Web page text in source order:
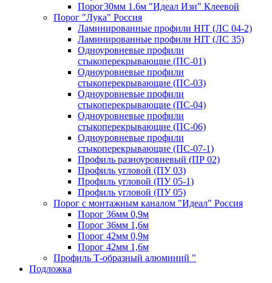
Порог30мм 1.6м "Идеал Изи" Клеевой
Порог "Лука" Россия
Ламинированные профили HIT (ЛС 04-2)
Ламинированные профили HIT (ЛС 35)
Одноуровневые профили
стыкоперекрывающие (ПС-01)
Одноуровневые профили
стыкоперекрывающие (ПС-03)
Одноуровневые профили
стыкоперекрывающие (ПС-04)
Одноуровневые профили
стыкоперекрывающие (ПС-06)
Одноуровневые профили
стыкоперекрывающие (ПС-07-1)
Профиль разноуровневый (ПР 02)
Профиль угловой (ПУ 03)
Профиль угловой (ПУ 05-1)
Профиль угловой (ПУ 05)
Порог с монтажным каналом "Идеал" Россия
Порог 36мм 0,9м
Порог 36мм 1,6м
Порог 42мм 0,9м
Порог 42мм 1,6м
Профиль Т-образный алюминий "
Подложка